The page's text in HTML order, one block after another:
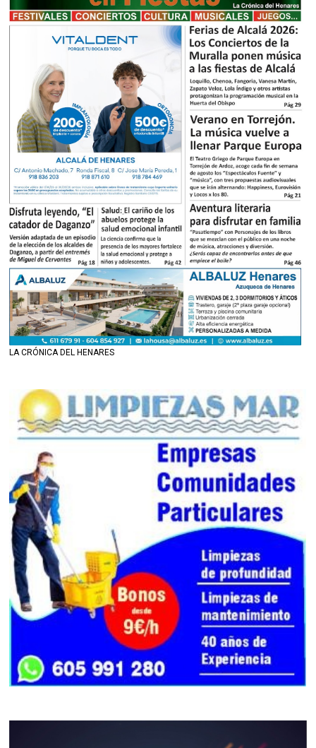
LA CRÓNICA DEL HENARES